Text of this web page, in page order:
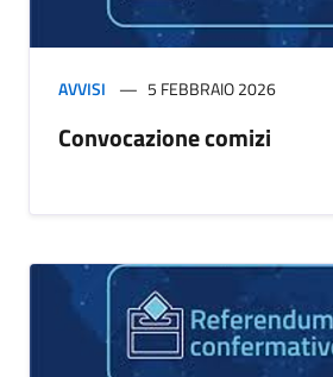
AVVISI 5 FEBBRAIO 2026
Convocazione comizi